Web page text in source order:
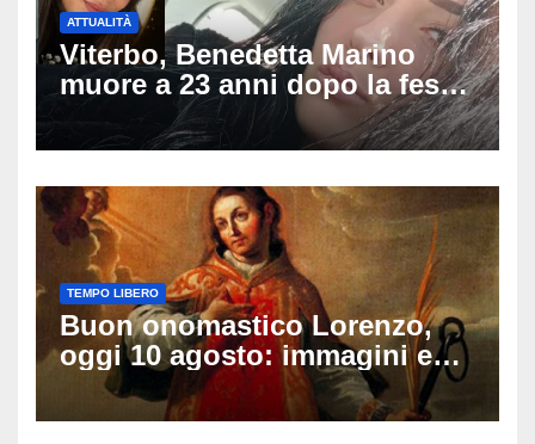
ATTUALITÀ
Viterbo, Benedetta Marino
muore a 23 anni dopo la festa
di compleanno: trovata senza
vita nell’ex consorzio, è giallo
TEMPO LIBERO
Buon onomastico Lorenzo,
oggi 10 agosto: immagini e
gif di auguri da condividere
sui social